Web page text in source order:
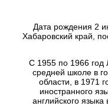
Дата рождения 2
Хабаровский край,
С 1955 по 1966 год
средней школе в
области, в 1971
иностранного
английского